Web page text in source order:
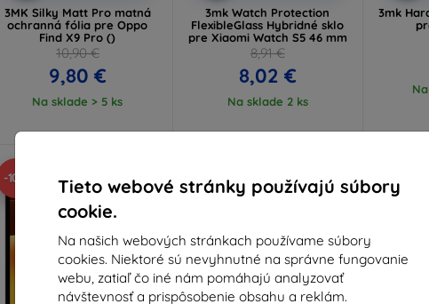
Tieto webové stránky používajú súbory
cookie.
Na našich webových stránkach používame súbory
cookies. Niektoré sú nevyhnutné na správne fungovanie
webu, zatiaľ čo iné nám pomáhajú analyzovať
návštevnosť a prispôsobenie obsahu a reklám.
3MK Silky Matt Pro matná
ochranná fólia pre Oppo
Find X9 Pro ()
10,90 €
9,80 €
Na sklade > 5 ks
3mk Watch Protection
FlexibleGlass Hybridné sklo
pre Xiaomi Watch S5 46 mm
8,91 €
8,02 €
Na sklade 2 ks
3mk
-10% -10%